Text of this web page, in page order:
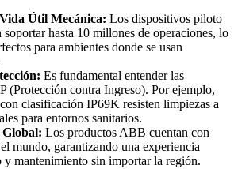
Útil Mecánica: Los dispositivos piloto
hasta 10 millones de operaciones, lo
para ambientes donde se usan
Es fundamental entender las
(Protección contra Ingreso). Por ejemplo,
clasificación IP69K resisten limpiezas a
para entornos sanitarios.
Los productos ABB cuentan con
mundo, garantizando una experiencia
y mantenimiento sin importar la región.